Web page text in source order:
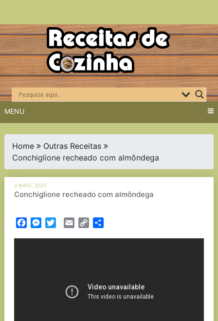
Skip
to
content
MENU
Home
Outras Receitas
Conchiglione recheado com almôndega
3 MAIO, 2023
Conchiglione recheado com almôndega
FacebookMessenger
TwitterEmail Copy